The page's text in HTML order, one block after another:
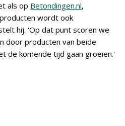
als op Betondingen.nl,
wordt ook
hij. 'Op dat punt scoren we
door producten van beide
de komende tijd gaan groeien.'